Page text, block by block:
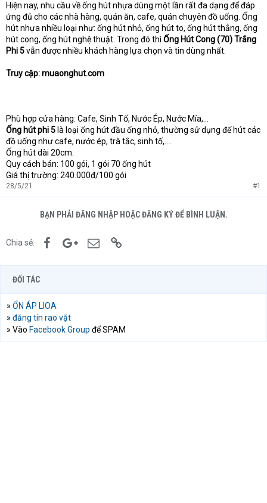
Hiện nay, nhu cầu về ống hút nhựa dùng một lần rất đa dạng để đáp
ứng đủ cho các nhà hàng, quán ăn, cafe, quán chuyên đồ uống. Ống
hút nhựa nhiều loại như: ống hút nhỏ, ống hút to, ống hút thẳng, ống
hút cong, ống hút nghệ thuật. Trong đó thì Ống Hút Cong (70) Trắng
Phi 5vẫn được nhiều khách hàng lựa chọn và tin dùng nhất.
Truy cập: muaonghut.com
Phù hợp cửa hàng: Cafe, Sinh Tố, Nước Ép, Nước Mía,...
Ống hút phi 5 là loại ống hút đầu ống nhỏ, thường sử dụng để hút các
đồ uống như cafe, nước ép, trà tắc, sinh tố,....
Ống hút dài 20cm.
Quy cách bán: 100 gói, 1 gói 70 ống hút
Giá thị trường: 240.000đ/100 gói
28/5/21 #1
BẠN PHẢI ĐĂNG NHẬP HOẶC ĐĂNG KÝ ĐỂ BÌNH LUẬN.
Chia sẻ: FacebookGoogle+Email
ĐỐI TÁC
» ỔN ÁP LIOA
» đăng tin rao vặt
» Vào Facebook Group để SPAM